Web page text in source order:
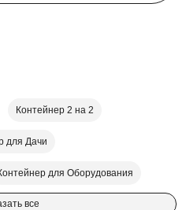
Контейнер 2 на 2
для Дачи
для Оборудования
все